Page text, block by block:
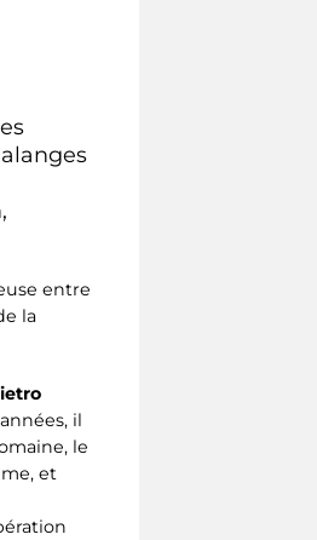
entre
la
il
le
et